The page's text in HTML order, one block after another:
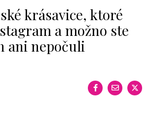
krásavice, ktoré
a možno ste
ani nepočuli